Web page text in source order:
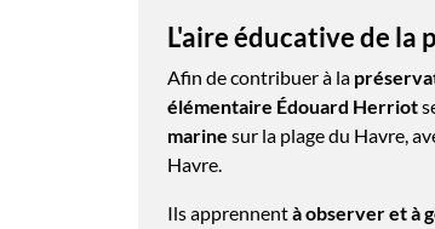
L'aire éducative de la
Afin de contribuer à la
élémentaire Édouard Herriot
marine sur la plage du Havre,
Havre.
Ils apprennentà observer et à